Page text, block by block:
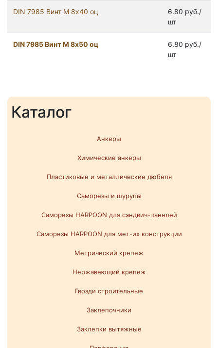
Каталог
Анкеры
Химические анкеры
Пластиковые и металлические дюбеля
Саморезы и шурупы
Саморезы HARPOON для сэндвич-панелей
Саморезы HARPOON для мет-их конструкции
Метрический крепеж
Нержавеющий крепеж
Гвозди строительные
Заклепочники
Заклепки вытяжные
DIN 7985 Винт М 8х40 оц
6.80 руб./
шт
DIN 7985 Винт М 8х50 оц
6.80 руб./
шт